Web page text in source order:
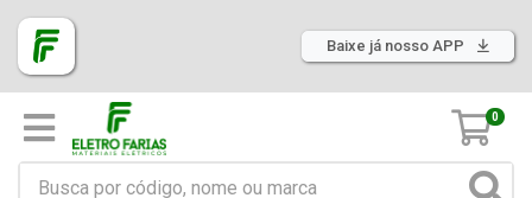
Baixe já nosso APP
0